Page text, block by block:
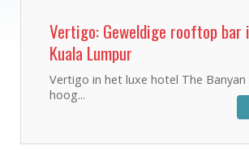
Vertigo: Geweldige rooftop bar
Kuala Lumpur
Vertigo in het luxe hotel The
hoog...